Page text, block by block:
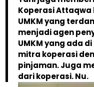
Koperasi
UMKM yang
menjadi agen
UMKM yang ada
mitra koperasi
pinjaman. Juga
dari koperasi. Nu.